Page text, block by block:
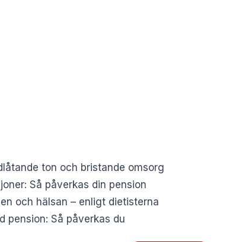
ton och bristande omsorg
Så påverkas din pension
och hälsan – enligt dietisterna
pension: Så påverkas du